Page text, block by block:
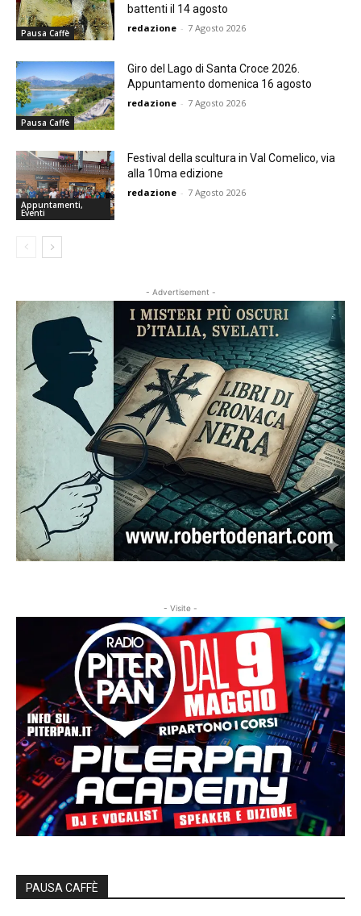
Pausa Caffè
battenti il 14 agosto
redazione - 7 Agosto 2026
Pausa Caffè
Giro del Lago di Santa Croce 2026.
Appuntamento domenica 16 agosto
redazione - 7 Agosto 2026
Appuntamenti,
Eventi
Festival della scultura in Val Comelico, via
alla 10ma edizione
redazione - 7 Agosto 2026
- Advertisement -
- Visite -
PAUSA CAFFÈ